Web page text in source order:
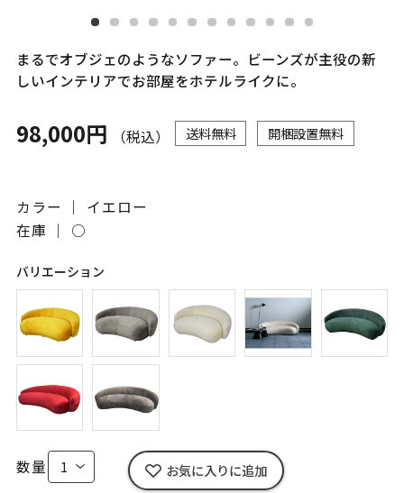
まるでオブジェのようなソファー。ビーンズが主役の新
しいインテリアでお部屋をホテルライクに。
98,000円 （税込） 送料無料 開梱設置無料
カラー ｜ イエロー
在庫 ｜ ○
バリエーション
数量 お気に入りに追加